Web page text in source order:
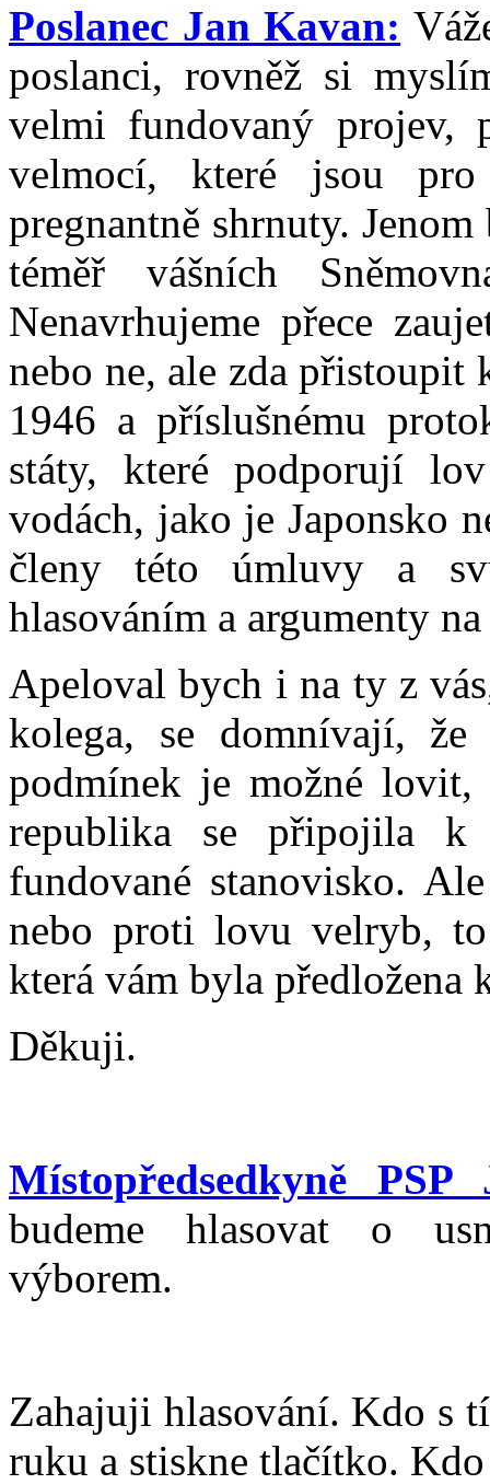
Poslanec Jan Kavan:
poslanci, rovněž si
velmi fundovaný projev,
velmocí, které jsou
pregnantně shrnuty.
téměř vášních
Nenavrhujeme přece
nebo ne, ale zda
1946 a příslušnému
státy, které podporují
vodách, jako je Japonsko
členy této úmluvy a
hlasováním a argumenty
Apeloval bych i na ty z
kolega, se domnívají,
podmínek je možné
republika se připojila k
fundované stanovisko.
nebo proti lovu velryb,
která vám byla předložena
Děkuji.
Místopředsedkyně
budeme hlasovat o
výborem.
Zahajuji hlasování. Kdo s
ruku a stiskne tlačítko.